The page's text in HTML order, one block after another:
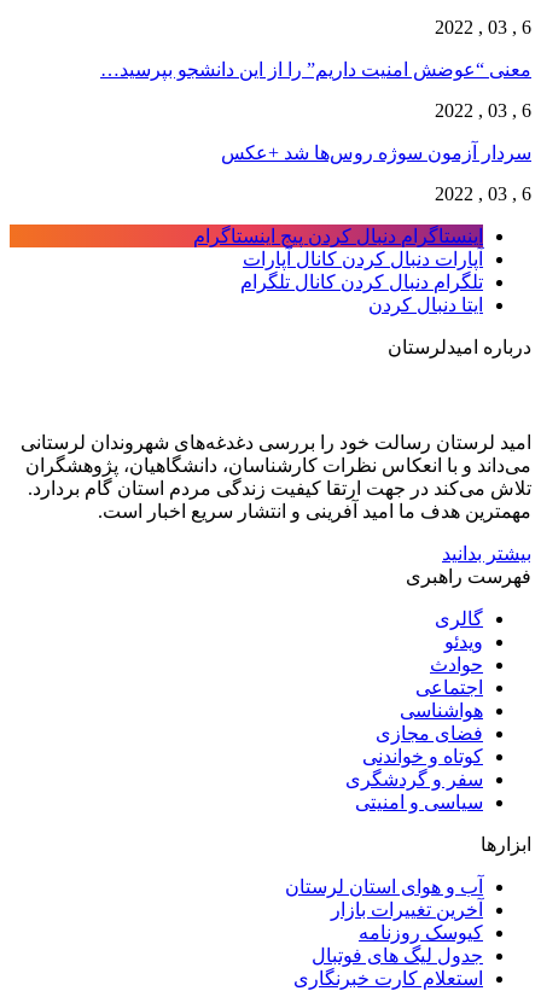
6 , 03 , 2022
معنی “عوضش امنیت داریم” را از این دانشجو بپرسید…
6 , 03 , 2022
سردار آزمون سوژه روس‌ها شد +عکس
6 , 03 , 2022
اینستاگرام دنبال کردن پیج اینستاگرام
آپارات دنبال کردن کانال آپارات
تلگرام دنبال کردن کانال تلگرام
ایتا دنبال کردن
درباره امیدلرستان
امید لرستان رسالت خود را بررسی دغدغه‌های شهروندان لرستانی
می‌داند و با انعکاس نظرات کارشناسان، دانشگاهیان، پژوهشگران
تلاش می‌کند در جهت ارتقا کیفیت زندگی مردم استان گام بردارد.
مهمترین هدف ما امید آفرینی و انتشار سریع اخبار است.
بیشتر بدانید
فهرست راهبری
گالری
ویدئو
حوادث
اجتماعی
هواشناسی
فضای مجازی
کوتاه و خواندنی
سفر و گردشگری
سیاسی و امنیتی
ابزارها
آب و هوای استان لرستان
آخرین تغییرات بازار
کیوسک روزنامه
جدول لیگ های فوتبال
استعلام کارت خبرنگاری